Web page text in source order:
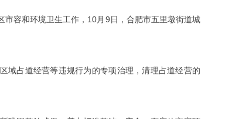
容和环境卫生工作，10月9日，合肥市五里墩街道城
域占道经营等违规行为的专项治理，清理占道经营的